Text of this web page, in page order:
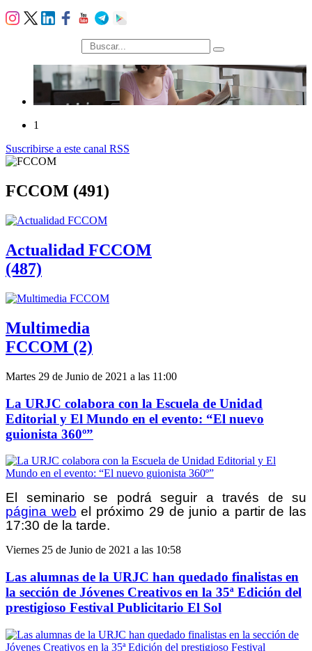
búsqueda
1
Suscribirse a este canal RSS
FCCOM (491)
Actualidad FCCOM
(487)
Multimedia
FCCOM (2)
Martes 29 de Junio de 2021 a las 11:00
La URJC colabora con la Escuela de Unidad
Editorial y El Mundo en el evento: “El nuevo
guionista 360º”
El seminario se podrá seguir a través de su
página web el próximo 29 de junio a partir de las
17:30 de la tarde.
Viernes 25 de Junio de 2021 a las 10:58
Las alumnas de la URJC han quedado finalistas en
la sección de Jóvenes Creativos en la 35ª Edición del
prestigioso Festival Publicitario El Sol